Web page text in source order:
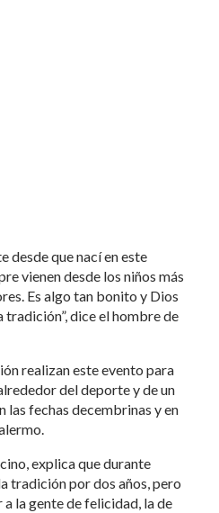
desde que nací en este
vienen desde los niños más
Es algo tan bonito y Dios
tradición”, dice el hombre de
realizan este evento para
del deporte y de un
las fechas decembrinas y en
explica que durante
tradición por dos años, pero
la gente de felicidad, la de